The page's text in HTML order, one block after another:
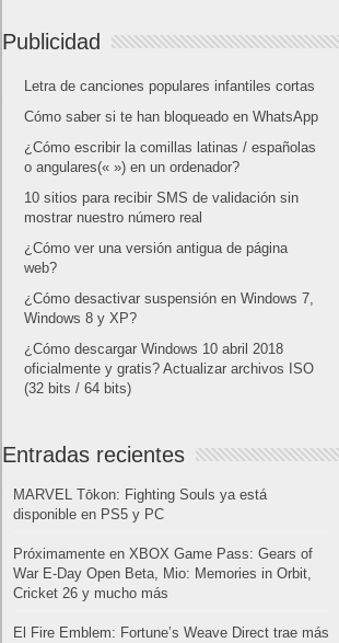
Publicidad
Letra de canciones populares infantiles cortas
Cómo saber si te han bloqueado en WhatsApp
¿Cómo escribir la comillas latinas / españolas
o angulares(« ») en un ordenador?
10 sitios para recibir SMS de validación sin
mostrar nuestro número real
¿Cómo ver una versión antigua de página
web?
¿Cómo desactivar suspensión en Windows 7,
Windows 8 y XP?
¿Cómo descargar Windows 10 abril 2018
oficialmente y gratis? Actualizar archivos ISO
(32 bits / 64 bits)
Entradas recientes
MARVEL Tōkon: Fighting Souls ya está
disponible en PS5 y PC
Próximamente en XBOX Game Pass: Gears of
War E-Day Open Beta, Mio: Memories in Orbit,
Cricket 26 y mucho más
El Fire Emblem: Fortune’s Weave Direct trae más